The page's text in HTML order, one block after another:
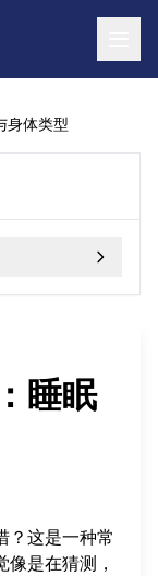
身体类型
睡眠
？这是一种常
是在猜测，